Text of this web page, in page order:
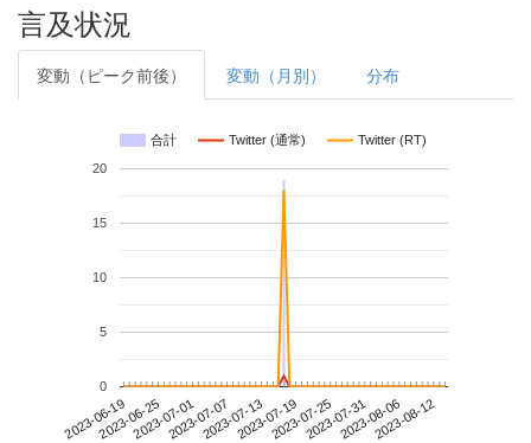
言及状況
変動（ピーク前後） 変動（月別） 分布
合計 Twitter (通常) Twitter (RT)
2023-06-192023-06-252023-07-012023-07-072023-07-132023-07-192023-07-252023-07-312023-08-062023-08-12
0
5
10
15
20